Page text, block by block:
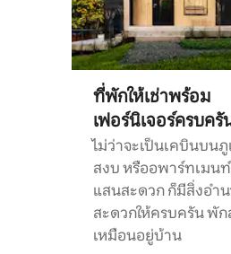
ที่พักให้เช่าพร้อม
เฟอร์นิเจอร์ครบครั
ไม่ว่าจะเป็นเคบินบนภู
สงบ หรืออพาร์ทเมน
แสนสะดวก ก็มีสิ่งอำ
สะดวกให้ครบครัน พั
เหมือนอยู่บ้าน